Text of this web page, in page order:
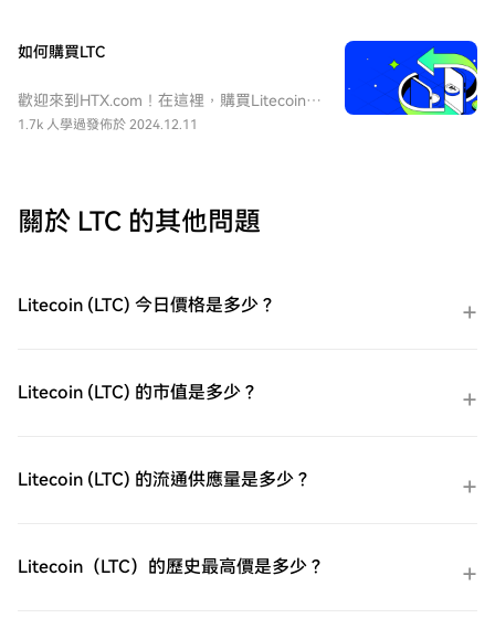
如何購買LTC
歡迎來到HTX.com！在這裡，購買Litecoin
(LTC)變得簡單而便捷。跟隨我們的逐步指
過程並解鎖所有平台功能。立即註冊第二
步：前往買幣頁面，選擇您的支付方式信用
HTX帳戶餘額中的資金進行無縫交易。第三
外交易 (OTC) 購買：為大量交易者提供個性
轉帳將其發送到其他地址或者用於交易其他
時監控。HTX為初學者和經驗豐富的交易者
1.7k 人學過發佈於 2024.12.11
關於 LTC 的其他問題
Litecoin (LTC) 今日價格是多少？
Litecoin (LTC) 的市值是多少？
Litecoin (LTC) 的流通供應量是多少？
Litecoin（LTC）的歷史最高價是多少？